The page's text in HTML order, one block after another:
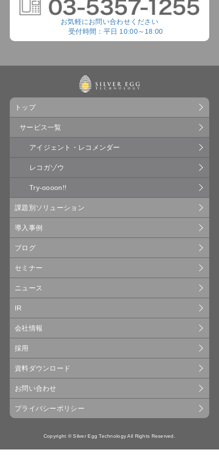
お気軽にお問い合わせください
受付時間：平日 10:00～18:00
トップ
サービス一覧
アイジェント・レコメンダー
レコガゾウ
Try-oooon!!
課題別ソリューション
導入事例
ブログ
セミナー
ニュース
IR
会社情報
採用
資料ダウンロード
お問い合わせ
プライバシーポリシー
Copyright © Silver Egg Technology All Rights Reserved.